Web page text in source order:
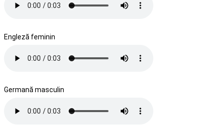
Engleză feminin
Germană masculin